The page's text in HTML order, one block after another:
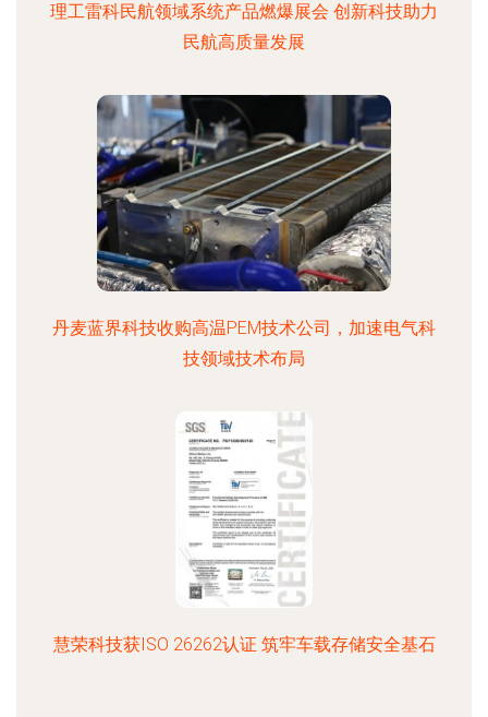
理工雷科民航领域系统产品燃爆展会 创新科技助力
民航高质量发展
丹麦蓝界科技收购高温PEM技术公司，加速电气科
技领域技术布局
慧荣科技获ISO 26262认证 筑牢车载存储安全基石